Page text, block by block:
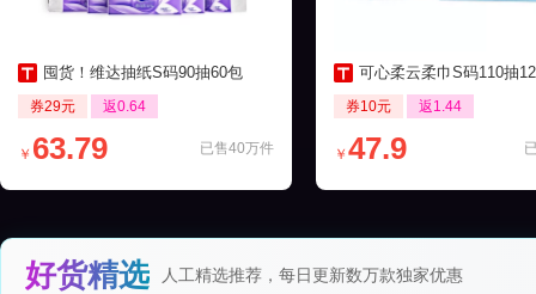
囤货！维达抽纸S码90抽60包
券29元 返0.64
已售40万件
￥ 63.79
可心柔云柔巾S码110抽12包保湿
券10元 返1.44
￥ 47.9
好货精选 人工精选推荐，每日更新数万款独家优惠